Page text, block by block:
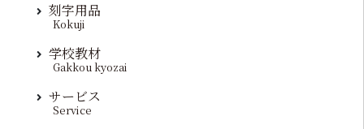
刻字用品
Kokuji
学校教材
Gakkou kyozai
サービス
Service